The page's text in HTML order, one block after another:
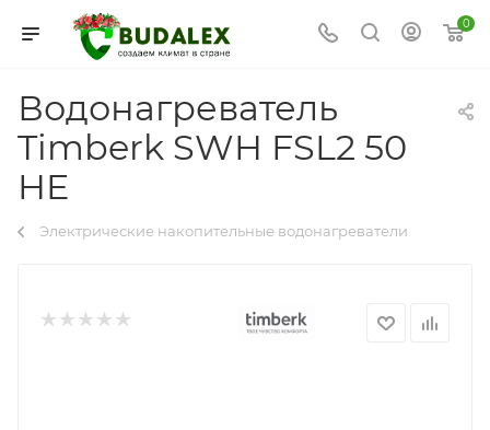
0
Водонагреватель
Timberk SWH FSL2 50
HE
Электрические накопительные водонагреватели